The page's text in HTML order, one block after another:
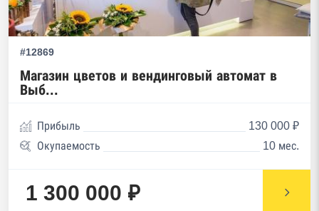
#12869
Магазин цветов и вендинговый автомат в
Выб...
Прибыль
130 000 ₽
Окупаемость
10 мес.
1 300 000 ₽